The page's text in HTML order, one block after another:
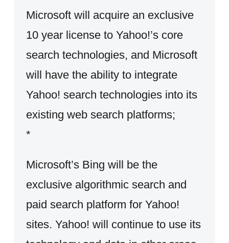
Microsoft will acquire an exclusive
10 year license to Yahoo!’s core
search technologies, and Microsoft
will have the ability to integrate
Yahoo! search technologies into its
existing web search platforms;
*
Microsoft’s Bing will be the
exclusive algorithmic search and
paid search platform for Yahoo!
sites. Yahoo! will continue to use its